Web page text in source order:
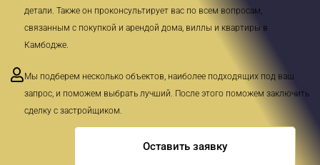
детали. Также он проконсультирует вас по всем вопросам,
связанным с покупкой и арендой дома, виллы и квартиры в
Камбодже.
Мы подберем несколько объектов, наиболее подходящих под ваш
запрос, и поможем выбрать лучший. После этого поможем заключить
сделку с застройщиком.
Оставить заявку